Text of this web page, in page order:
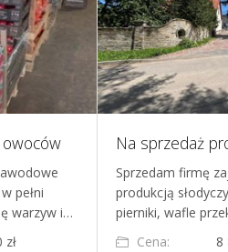
pełni
warzyw i…
zł
Sprzedam firmę
produkcją
pierniki, wafle
Cena:
8